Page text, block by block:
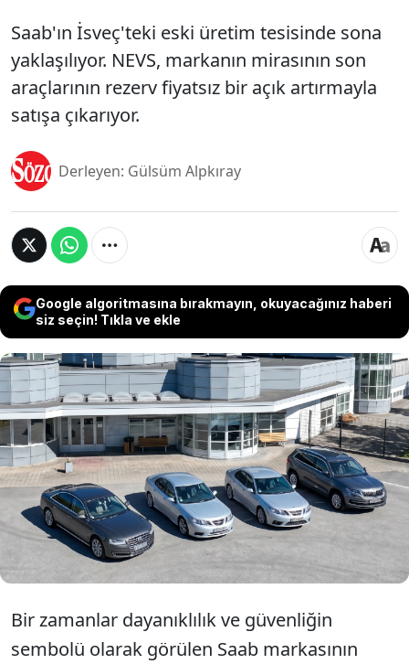
Saab'ın İsveç'teki eski üretim tesisinde sona
yaklaşılıyor. NEVS, markanın mirasının son
araçlarının rezerv fiyatsız bir açık artırmayla
satışa çıkarıyor.
Derleyen: Gülsüm Alpkıray
Google algoritmasına bırakmayın, okuyacağınız haberi
siz seçin! Tıkla ve ekle
Saab'ın İsveç'teki eski üretim tesisinde
sona yaklaşılıyor. NEVS, markanın
mirasının son araçlarının rezerv fiyatsız
bir açık artırmayla satışa çıkarıyor.
Bir zamanlar dayanıklılık ve güvenliğin
sembolü olarak görülen Saab markasının